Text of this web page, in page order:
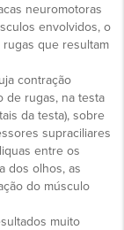
neuromotoras
envolvidos, o
que resultam
contração
de rugas, na testa
da testa), sobre
supraciliares
entre os
dos olhos, as
do músculo
muito